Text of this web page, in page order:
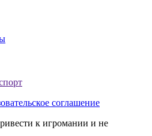
соглашение
к игромании и не